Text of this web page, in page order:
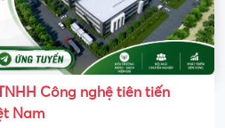
Công nghệ tiên tiến
Nam